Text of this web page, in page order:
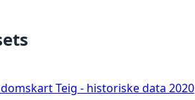
Teig - historiske data 2020